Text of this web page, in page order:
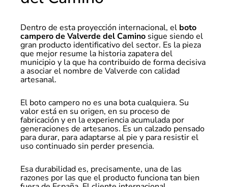
Dentro de esta proyección internacional, el boto
campero de Valverde del Caminosigue siendo el
gran producto identificativo del sector. Es la pieza
que mejor resume la historia zapatera del
municipio y la que ha contribuido de forma decisiva
a asociar el nombre de Valverde con calidad
artesanal.
El boto campero no es una bota cualquiera. Su
valor está en su origen, en su proceso de
fabricación y en la experiencia acumulada por
generaciones de artesanos. Es un calzado pensado
para durar, para adaptarse al pie y para resistir el
uso continuado sin perder presencia.
Esa durabilidad es, precisamente, una de las
razones por las que el producto funciona tan bien